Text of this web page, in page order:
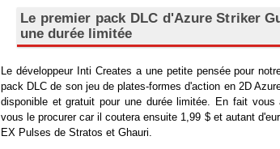
Le premier pack DLC d'Azure Striker
une durée limitée
Le développeur Inti Creates a une petite pensée pour
pack DLC de son jeu de plates-formes d'action en 2D
disponible et gratuit pour une durée limitée. En fait vous
vous le procurer car il coutera ensuite 1,99 $ et autant
EX Pulses de Stratos et Ghauri.